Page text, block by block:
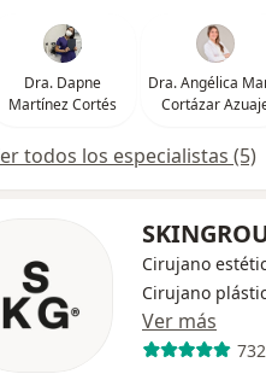
Dra. Dapne
Martínez Cortés
Dra. Angélica
Cortázar
todos los especialistas (5)
Cirujano
Cirujano
Ver más